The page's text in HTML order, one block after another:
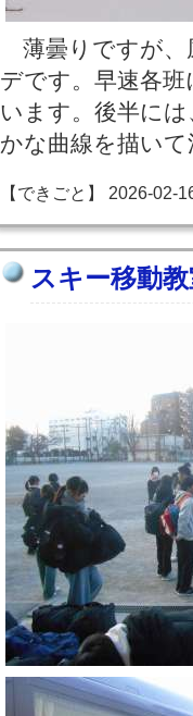
薄曇りですが、
デです。早速各
います。後半に
かな曲線を描い
【できごと】 2026-02-
スキー移動